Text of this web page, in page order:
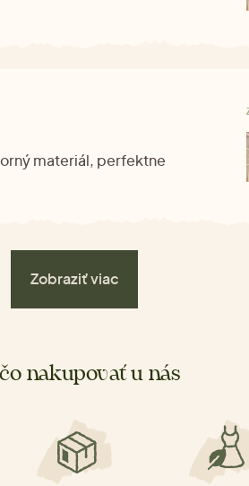
materiál, perfektne
Zobraziť viac
nakupovať u nás